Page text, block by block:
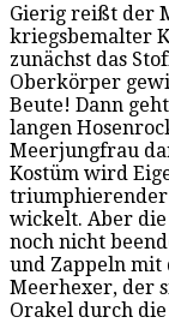
Gierig reißt der
kriegsbemalter
zunächst das
Oberkörper
Beute! Dann
langen
Meerjungfrau
Kostüm wird
triumphierender
wickelt. Aber die
noch nicht
und Zappeln mit
Meerhexer, der
Orakel durch